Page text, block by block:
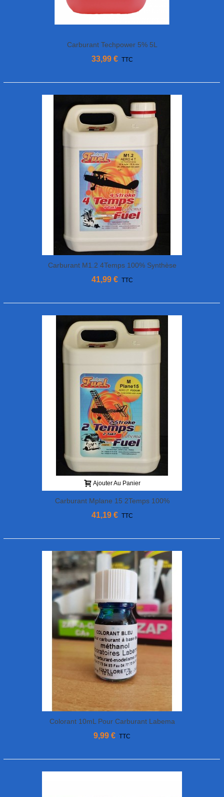
Carburant Techpower 5% 5L
33,99 € TTC
Carburant M1.2 4Temps 100% Synthèse
10% Nitro 5L Labema
41,99 € TTC
Ajouter Au Panier
Carburant Mplane 15 2Temps 100%
Synthèse 10% Nitro 5L Labema
41,19 € TTC
Colorant 10mL Pour Carburant Labema
9,99 € TTC